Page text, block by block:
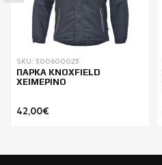
SKU: 300600023
ΠΑΡΚΑ KNOXFIELD
ΧΕΙΜΕΡΙΝΟ
42,00€